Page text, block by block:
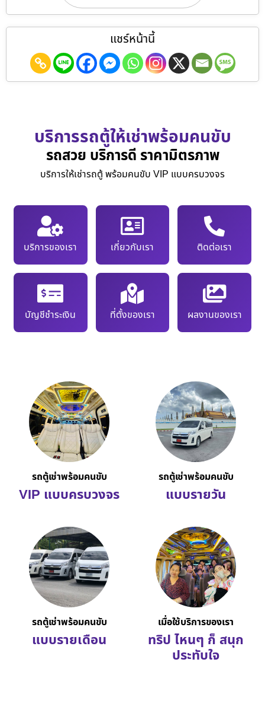
แชร์หน้านี้
บริการรถตู้ให้เช่าพร้อมคนขับ
รถสวย บริการดี ราคามิตรภาพ
บริการให้เช่ารถตู้ พร้อมคนขับ VIP แบบครบวงจร
บริการของเรา เกี่ยวกับเรา ติดต่อเรา
บัญชีชำระเงิน ที่ตั้งของเรา ผลงานของเรา
รถตู้เช่าพร้อมคนขับ
VIP แบบครบวงจร
รถตู้เช่าพร้อมคนขับ
แบบรายวัน
รถตู้เช่าพร้อมคนขับ
แบบรายเดือน
เมื่อใช้บริการของเรา
ทริป ไหนๆ ก็ สนุก
ประทับใจ